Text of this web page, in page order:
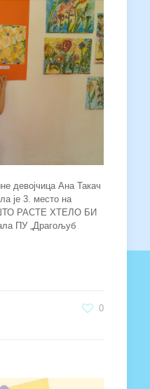
девојчица Ана Такач
је 3. место на
ШТО РАСТЕ ХТЕЛО БИ
ПУ „Драгољуб
0